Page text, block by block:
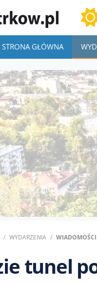
STRONA GŁÓWNA
WYDARZENIA WIADOMOŚCI
tunel